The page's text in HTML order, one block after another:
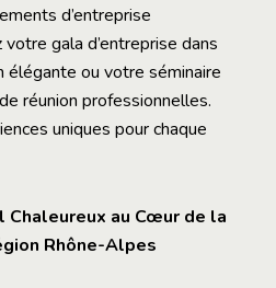
d’entreprise
gala d’entreprise dans
ou votre séminaire
réunion professionnelles.
uniques pour chaque
Chaleureux au Cœur de la
Rhône-Alpes